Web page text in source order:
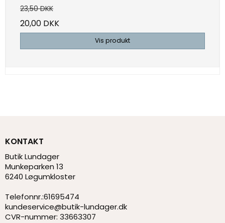
23,50 DKK
20,00 DKK
Vis produkt
KONTAKT
Butik Lundager
Munkeparken 13
6240 Løgumkloster
Telefonnr.:61695474
kundeservice@butik-lundager.dk
CVR-nummer: 33663307